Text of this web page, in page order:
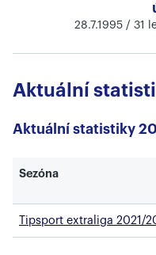
28.7.1995 / 31
Aktuální
Aktuální statistiky
Sezóna
Tipsport extraliga 2021/